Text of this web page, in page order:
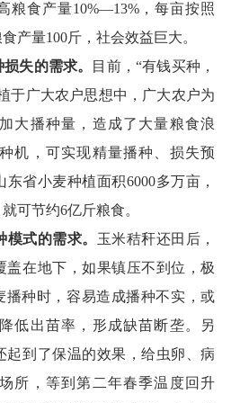
粮食产量10%—13%，每亩按照
产量100斤，社会效益巨大。
失的需求。
目前，“有钱买种，
于广大农户思想中，广大农户为
大播种量，造成了大量粮食浪
机，可实现精量播种、损失预
东省小麦种植面积6000多万亩，
可节约6亿斤粮食。
模式的需求。 玉米秸秆还田后，
盖在地下，如果镇压不到位，极
播种时，容易造成播种不实，或
低出苗率，形成缺苗断垄。另
起到了保温的效果，给虫卵、病
所，等到第二年春季温度回升